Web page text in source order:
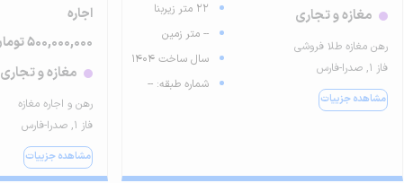
مغازه و تجاری
رهن مغازه طلا فروشی
فاز ۱, صدرا-فارس
مشاهده جزییات
22 متر زیربنا
-- متر زمین
سال ساخت 1404
شماره طبقه: --
اجاره
500,000,000 تومان رهن
مغازه و تجاری
رهن و اجاره مغازه
فاز ۱, صدرا-فارس
مشاهده جزییات